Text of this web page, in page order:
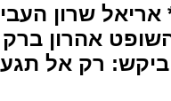
אריאל שרון
אהרון
רק אל